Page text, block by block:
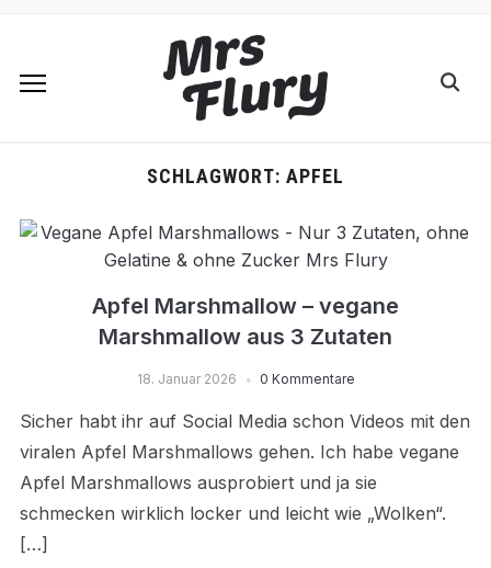
SCHLAGWORT: APFEL
Apfel Marshmallow – vegane
Marshmallow aus 3 Zutaten
18. Januar 2026 0 Kommentare
Sicher habt ihr auf Social Media schon Videos mit den
viralen Apfel Marshmallows gehen. Ich habe vegane
Apfel Marshmallows ausprobiert und ja sie
schmecken wirklich locker und leicht wie „Wolken“.
[…]